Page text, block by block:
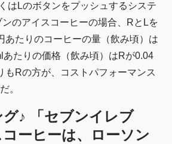
はLのボタンをプッシュするシステ
のアイスコーヒーの場合、RとLを
あたりのコーヒーの量（飲み頃）は
あたりの価格（飲み頃）はRが0.04
もRの方が、コストパフォーマンス
。
♪ 「セブンイレブ
ーヒーは、ローソン